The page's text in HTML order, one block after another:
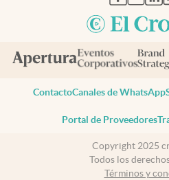
ContactoCanales de WhatsApp
Portal de Proveedores
Copyright 2025
Todos los
Términos y